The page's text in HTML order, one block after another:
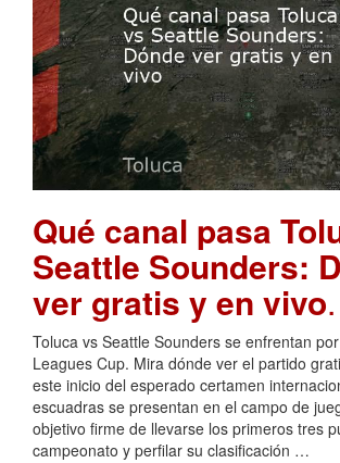
Qué canal pasa
Seattle Sounders:
ver gratis y en vivo
Toluca vs Seattle Sounders se enfrentan
Leagues Cup. Mira dónde ver el partido
este inicio del esperado certamen
escuadras se presentan en el campo de
objetivo firme de llevarse los primeros tres
campeonato y perfilar su clasificación …